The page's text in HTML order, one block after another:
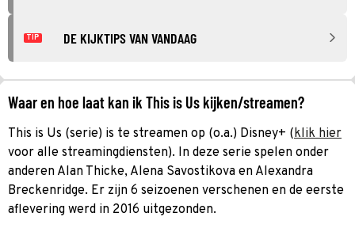
TIP DE KIJKTIPS VAN VANDAAG
Waar en hoe laat kan ik This is Us kijken/streamen?
This is Us (serie) is te streamen op (o.a.) Disney+ (klik hier
voor alle streamingdiensten). In deze serie spelen onder
anderen Alan Thicke, Alena Savostikova en Alexandra
Breckenridge. Er zijn 6 seizoenen verschenen en de eerste
aflevering werd in 2016 uitgezonden.